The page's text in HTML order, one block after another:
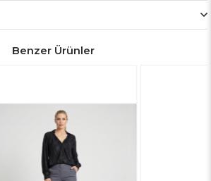
Benzer Ürünler